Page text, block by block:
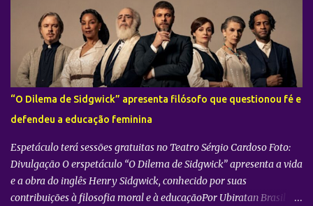
excursão do astro rodará o mundo com apresentações distribuídas
pela Ásia, América do Norte e América do Sul. Além do aguardado
encontro com os fãs brasileiros em São Paulo, a agenda
internacional do artista tem paradas confirmadas em metrópoles
como Seul, San José, Los Angeles, Las Vegas, Grand Prairie,
Chicago, Newark, Monterrey, Cidade do México, Santiago e Lima.
Retorno após sucesso como solista no país Foto: Divulgação A
confirmação do novo espetáculo firma o rápido retorno de
TAEMIN ...
“O Dilema de Sidgwick” apresenta filósofo que questionou fé e
defendeu a educação feminina
Espetáculo terá sessões gratuitas no Teatro Sérgio Cardoso Foto:
Divulgação O erspetáculo “O Dilema de Sidgwick” apresenta a vida
e a obra do inglês Henry Sidgwick, conhecido por suas
contribuições à filosofia moral e à educaçãoPor Ubiratan Brasil